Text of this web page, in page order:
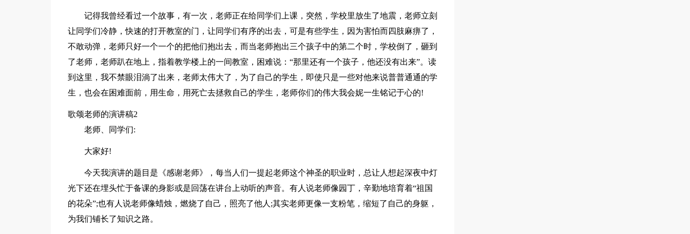
记得我曾经看过一个故事，有一次，老师正在给同学们上课，突然，学校里放生了地震，老师立刻
让同学们冷静，快速的打开教室的门，让同学们有序的出去，可是有些学生，因为害怕而四肢麻痹了，
不敢动弹，老师只好一个一个的把他们抱出去，而当老师抱出三个孩子中的第二个时，学校倒了，砸到
了老师，老师趴在地上，指着教学楼上的一间教室，困难说：“那里还有一个孩子，他还没有出来”。读
到这里，我不禁眼泪淌了出来，老师太伟大了，为了自己的学生，即使只是一些对他来说普普通通的学
生，也会在困难面前，用生命，用死亡去拯救自己的学生，老师你们的伟大我会妮一生铭记于心的!
歌颂老师的演讲稿2
老师、同学们:
大家好!
今天我演讲的题目是《感谢老师》，每当人们一提起老师这个神圣的职业时，总让人想起深夜中灯
光下还在埋头忙于备课的身影或是回荡在讲台上动听的声音。有人说老师像园丁，辛勤地培育着“祖国
的花朵”;也有人说老师像蜡烛，燃烧了自己，照亮了他人;其实老师更像一支粉笔，缩短了自己的身躯，
为我们铺长了知识之路。